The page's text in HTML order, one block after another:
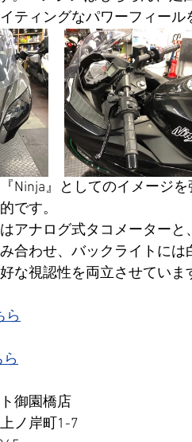
ティングなパワーフィール
Ninja』としてのイメージ
です。
アナログ式タコメーターと
合わせ、バックライトには
な視認性を両立させていま
ら
ら
御園橋店
ノ岸町1-7